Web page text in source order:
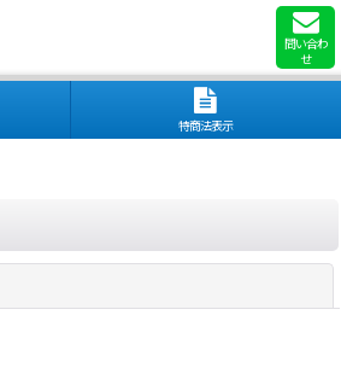
問い合わ
せ
特商法表示